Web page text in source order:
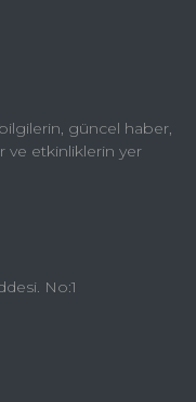
güncel haber,
ve etkinliklerin yer
No:1